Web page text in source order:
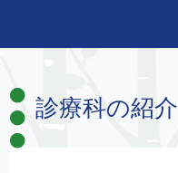
診療科の紹介